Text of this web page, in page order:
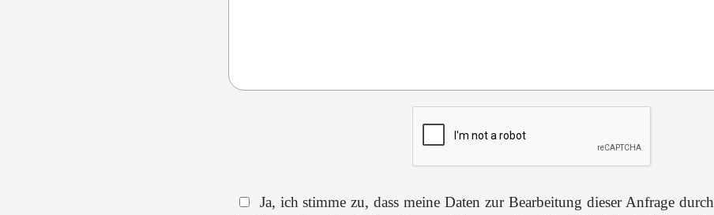
Ja, ich stimme zu, dass meine Daten zur Bearbeitung dieser Anfrage durch